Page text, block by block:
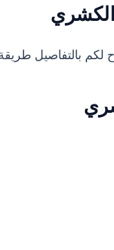
لكم بالتفاصيل